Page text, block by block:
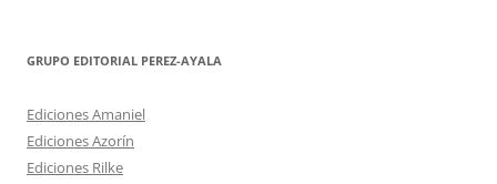
GRUPO EDITORIAL PEREZ-AYALA
Ediciones Amaniel
Ediciones Azorín
Ediciones Rilke